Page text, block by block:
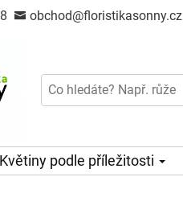
obchod@floristikasonny.cz
Květiny podle příležitosti